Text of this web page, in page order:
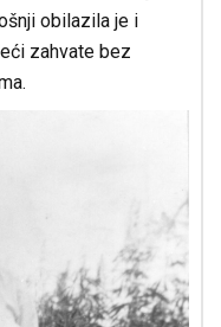
obilazila je i
zahvate bez